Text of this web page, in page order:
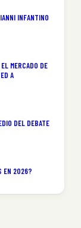
INFANTINO
MERCADO DE
A
DEL DEBATE
EN 2026?